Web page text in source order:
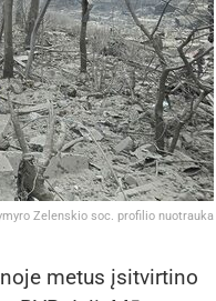
Zelenskio soc. profilio nuotrauka
metus įsitvirtino